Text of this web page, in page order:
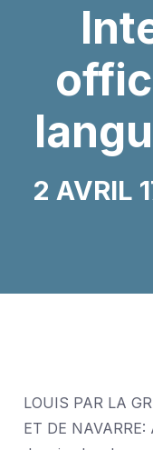
2 AVRIL
LOUIS PAR LA
ET DE